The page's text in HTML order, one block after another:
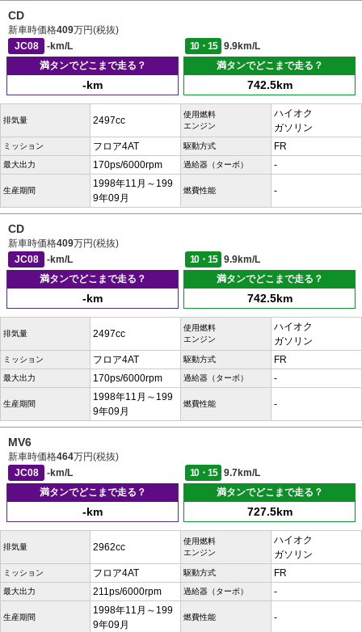
CD
新車時価格409万円(税抜)
JC08
-km/L 10・15
9.9km/L
満タンでどこまで走る？
-km
満タンでどこまで走る？
742.5km
排気量 2497cc
使用燃料
エンジン
ハイオク
ガソリン
ミッション フロア4AT 駆動方式 FR
最大出力 170ps/6000rpm 過給器（ターボ） -
生産期間
1998年11月～199
9年09月
燃費性能 -
CD
新車時価格409万円(税抜)
JC08
-km/L 10・15
9.9km/L
満タンでどこまで走る？
-km
満タンでどこまで走る？
742.5km
排気量 2497cc
使用燃料
エンジン
ハイオク
ガソリン
ミッション フロア4AT 駆動方式 FR
最大出力 170ps/6000rpm 過給器（ターボ） -
生産期間
1998年11月～199
9年09月
燃費性能 -
MV6
新車時価格464万円(税抜)
JC08
-km/L 10・15
9.7km/L
満タンでどこまで走る？
-km
満タンでどこまで走る？
727.5km
排気量 2962cc
使用燃料
エンジン
ハイオク
ガソリン
ミッション フロア4AT 駆動方式 FR
最大出力 211ps/6000rpm 過給器（ターボ） -
生産期間
1998年11月～199
9年09月
燃費性能 -